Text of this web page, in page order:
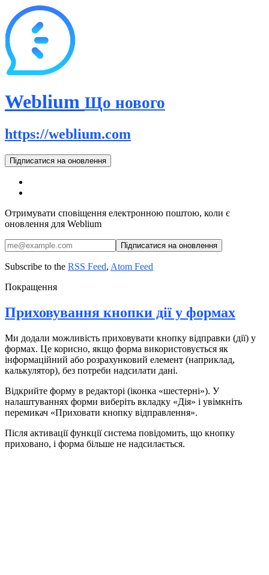
Weblium Що нового
https://weblium.com
Підписатися на оновлення
Отримувати сповіщення електронною поштою, коли є
оновлення для Weblium
Subscribe to the RSS Feed, Atom Feed
Покращення
Приховування кнопки дії у формах
Ми додали можливість приховувати кнопку відправки (дії) у
формах. Це корисно, якщо форма використовується як
інформаційний або розрахунковий елемент (наприклад,
калькулятор), без потреби надсилати дані.
Відкрийте форму в редакторі (іконка «шестерні»). У
налаштуваннях форми виберіть вкладку «Дія» і увімкніть
перемикач «Приховати кнопку відправлення».
Після активації функції система повідомить, що кнопку
приховано, і форма більше не надсилається.